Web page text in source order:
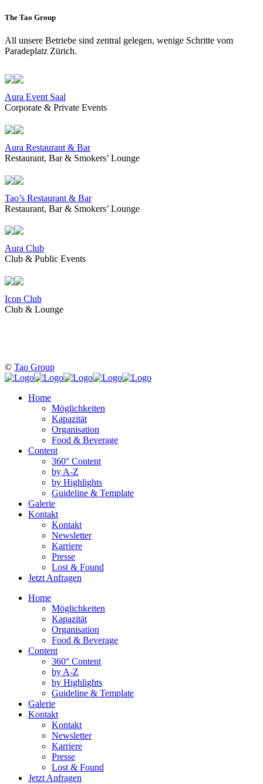
The Tao Group
All unsere Betriebe sind zentral gelegen, wenige Schritte vom
Paradeplatz Zürich.
Aura Event Saal
Corporate & Private Events
Aura Restaurant & Bar
Restaurant, Bar & Smokers’ Lounge
Tao’s Restaurant & Bar
Restaurant, Bar & Smokers’ Lounge
Aura Club
Club & Public Events
Icon Club
Club & Lounge
© Tao Group
Home
Möglichkeiten
Kapazität
Organisation
Food & Beverage
Content
360° Content
by A-Z
by Highlights
Guideline & Template
Galerie
Kontakt
Kontakt
Newsletter
Karriere
Presse
Lost & Found
Jetzt Anfragen
Home
Möglichkeiten
Kapazität
Organisation
Food & Beverage
Content
360° Content
by A-Z
by Highlights
Guideline & Template
Galerie
Kontakt
Kontakt
Newsletter
Karriere
Presse
Lost & Found
Jetzt Anfragen